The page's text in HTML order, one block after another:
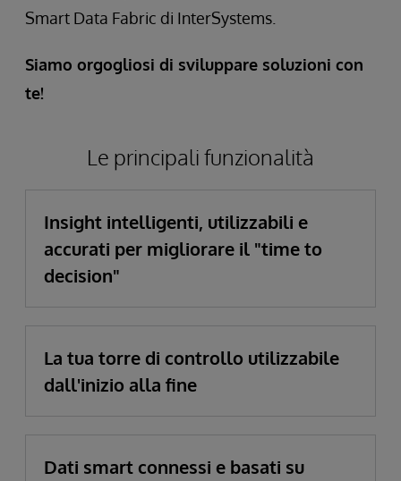
Smart Data Fabric di InterSystems.
Siamo orgogliosi di sviluppare soluzioni con
te!
Le principali funzionalità
Insight intelligenti, utilizzabili e
accurati per migliorare il "time to
decision"
La tua torre di controllo utilizzabile
dall'inizio alla fine
Dati smart connessi e basati su